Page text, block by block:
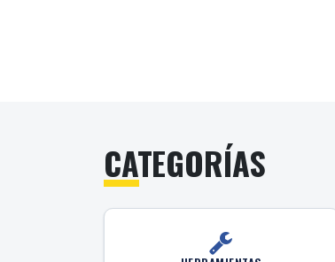
CATEGORÍAS